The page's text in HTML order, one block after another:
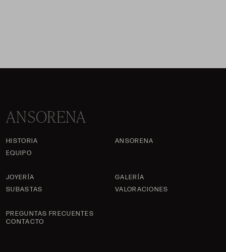
ANSORENA
HISTORIA
ANSORENA
EQUIPO
JOYERÍA
GALERÍA
SUBASTAS
VALORACIONES
PREGUNTAS FRECUENTES
CONTACTO